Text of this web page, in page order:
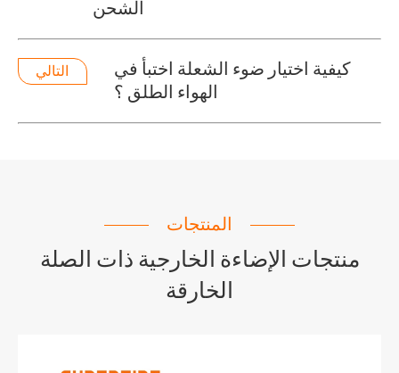
الشحن
التالي
كيفية اختيار ضوء الشعلة اختبأ في
الهواء الطلق ؟
المنتجات
منتجات الإضاءة الخارجية ذات الصلة
الخارقة